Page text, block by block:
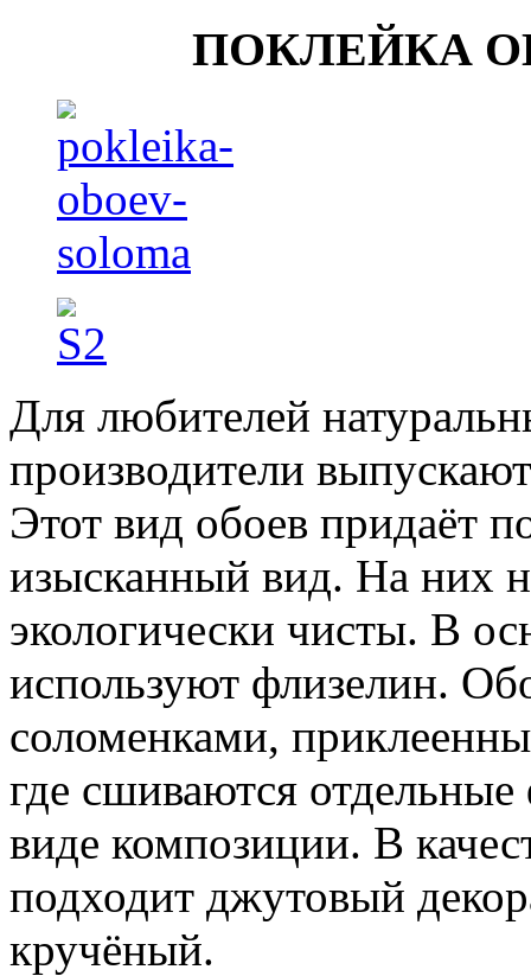
ПОКЛЕЙКА
Для любителей
производители
Этот вид обоев придаёт
изысканный вид. На них
экологически чисты. В
используют флизелин.
соломенками,
где сшиваются
виде композиции. В
подходит джутовый
кручёный.